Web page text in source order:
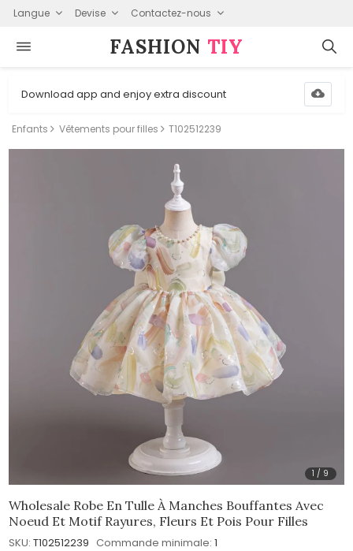
Langue Devise Contactez-nous
FASHION⁠ TIY
Download app and enjoy extra discount
Enfants Vêtements pour filles T102512239
1 / 9
Wholesale Robe En Tulle À Manches Bouffantes Avec
Noeud Et Motif Rayures, Fleurs Et Pois Pour Filles
SKU: T102512239 Commande minimale: 1